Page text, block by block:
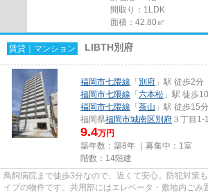
間取り：1LDK
面積：42.80㎡
賃貸｜マンション LIBTH別府
福岡市七隈線 「 別府 」駅 徒歩2分
福岡市七隈線 「 六本松 」駅 徒歩
福岡市七隈線 「 茶山 」駅 徒歩15分
福岡県福岡市城南区別府 ３丁目1-
9.4万円
築年数：築8年 ｜募集中： 1室
階数：14階建
鳥飼病院まで徒歩3分なので、近くて安心。防犯対策
イプの物件です。共用部にはエレベータ・敷地内ごみ